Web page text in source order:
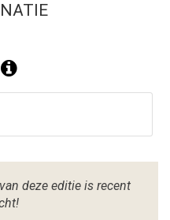
deze editie is recent